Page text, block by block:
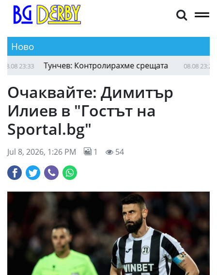
Ново
23:33 Тунчев: Контролирахме срещата 08.08 23:22
Очаквайте: Димитър
Илиев в "Гостът на
Sportal.bg"
Jul 8, 2026, 1:26 PM 1 54